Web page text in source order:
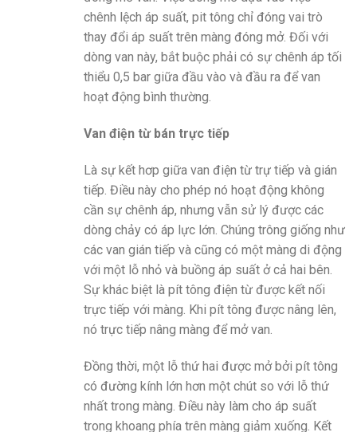
chênh lệch áp suất, pit tông chỉ đóng vai trò
thay đổi áp suất trên màng đóng mở. Đối với
dòng van này, bắt buộc phải có sự chênh áp tối
thiểu 0,5 bar giữa đầu vào và đầu ra để van
hoạt động bình thường.
Van điện từ bán trực tiếp
Là sự kết hơp giữa van điện từ trự tiếp và gián
tiếp. Điều này cho phép nó hoạt động không
cần sự chênh áp, nhưng vẫn sử lý được các
dòng chảy có áp lực lớn. Chúng trông giống như
các van gián tiếp và cũng có một màng di động
với một lỗ nhỏ và buồng áp suất ở cả hai bên.
Sự khác biệt là pít tông điện từ được kết nối
trực tiếp với màng. Khi pít tông được nâng lên,
nó trực tiếp nâng màng để mở van.
Đồng thời, một lỗ thứ hai được mở bởi pít tông
có đường kính lớn hơn một chút so với lỗ thứ
nhất trong màng. Điều này làm cho áp suất
trong khoang phía trên màng giảm xuống. Kết